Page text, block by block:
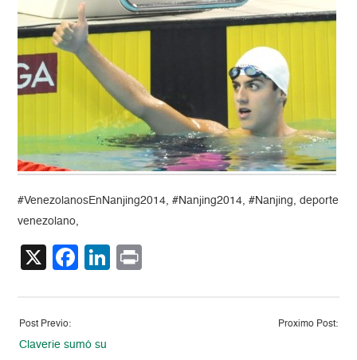
#VenezolanosEnNanjing2014, #Nanjing2014, #Nanjing, deporte
venezolano,
X Facebook
LinkedIn
Post Previo:
Claverie sumó su
Proximo Post: